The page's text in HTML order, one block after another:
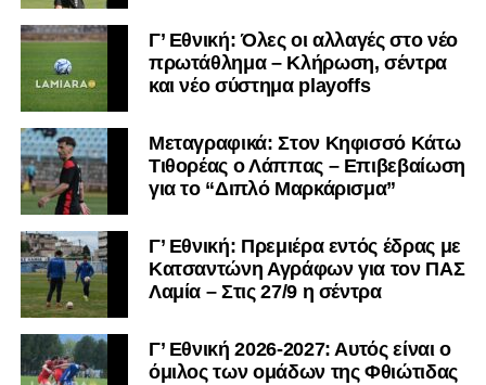
Γ’ Εθνική: Όλες οι αλλαγές στο νέο
πρωτάθλημα – Κλήρωση, σέντρα
και νέο σύστημα playoffs
Μεταγραφικά: Στον Κηφισσό Κάτω
Τιθορέας ο Λάππας – Επιβεβαίωση
για το “Διπλό Μαρκάρισμα”
Γ’ Εθνική: Πρεμιέρα εντός έδρας με
Κατσαντώνη Αγράφων για τον ΠΑΣ
Λαμία – Στις 27/9 η σέντρα
Γ’ Εθνική 2026-2027: Αυτός είναι ο
όμιλος των ομάδων της Φθιώτιδας